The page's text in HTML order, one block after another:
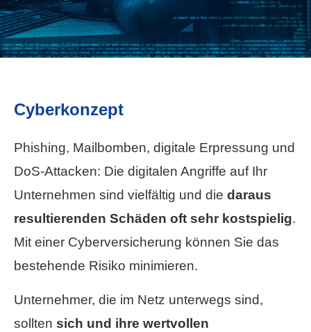
Cyberkonzept
Phishing, Mailbomben, digitale Erpressung und
DoS-Attacken: Die digitalen Angriffe auf Ihr
Unternehmen sind vielfältig und die daraus
resultierenden Schäden oft sehr kostspielig.
Mit einer Cyberversicherung können Sie das
bestehende Risiko minimieren.
Unternehmer, die im Netz unterwegs sind,
sollten sich und ihre wertvollen